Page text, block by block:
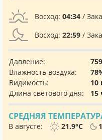
Восход: 04:34 /
Восход: 22:59 /
Давление:
Влажность воздуха:
Видимость:
10
Длина светового дня:
15
СРЕДНЯЯ
В августе: 21.9°C